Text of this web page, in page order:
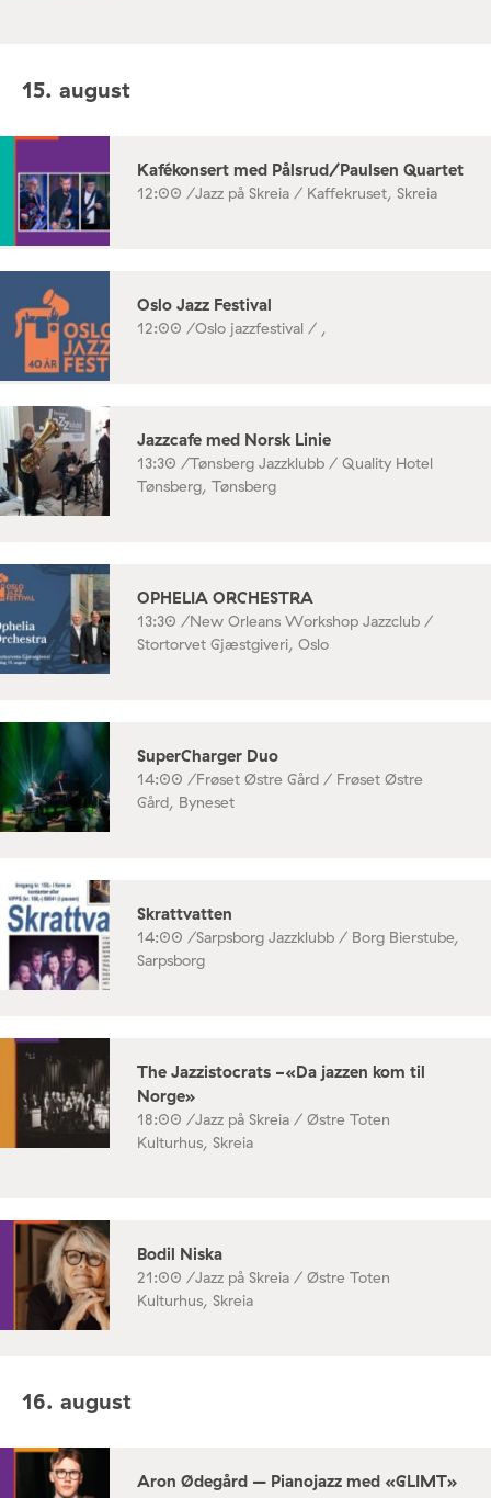
15. august
Kafékonsert med Pålsrud/Paulsen Quartet
12:00 /Jazz på Skreia / Kaffekruset, Skreia
Oslo Jazz Festival
12:00 /Oslo jazzfestival / ,
Jazzcafe med Norsk Linie
13:30 /Tønsberg Jazzklubb / Quality Hotel
Tønsberg, Tønsberg
OPHELIA ORCHESTRA
13:30 /New Orleans Workshop Jazzclub /
Stortorvet Gjæstgiveri, Oslo
SuperCharger Duo
14:00 /Frøset Østre Gård / Frøset Østre
Gård, Byneset
Skrattvatten
14:00 /Sarpsborg Jazzklubb / Borg Bierstube,
Sarpsborg
The Jazzistocrats -«Da jazzen kom til
Norge»
18:00 /Jazz på Skreia / Østre Toten
Kulturhus, Skreia
Bodil Niska
21:00 /Jazz på Skreia / Østre Toten
Kulturhus, Skreia
16. august
Aron Ødegård – Pianojazz med «GLIMT»